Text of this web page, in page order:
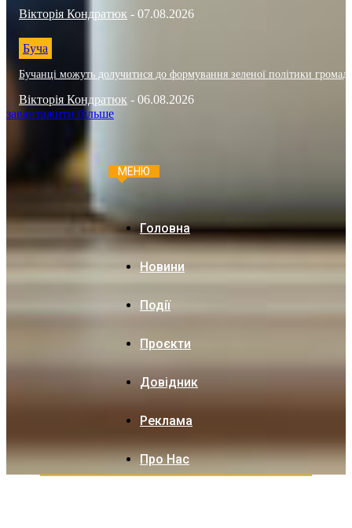
Вікторія Кондратюк - 07.08.2026
Буча
Бучанці можуть долучитися до формування зеленої політики
Вікторія Кондратюк - 06.08.2026
завантажити більше
МЕНЮ
Головна
Новини
Події
Проєкти
Довідник
Реклама
Про Нас